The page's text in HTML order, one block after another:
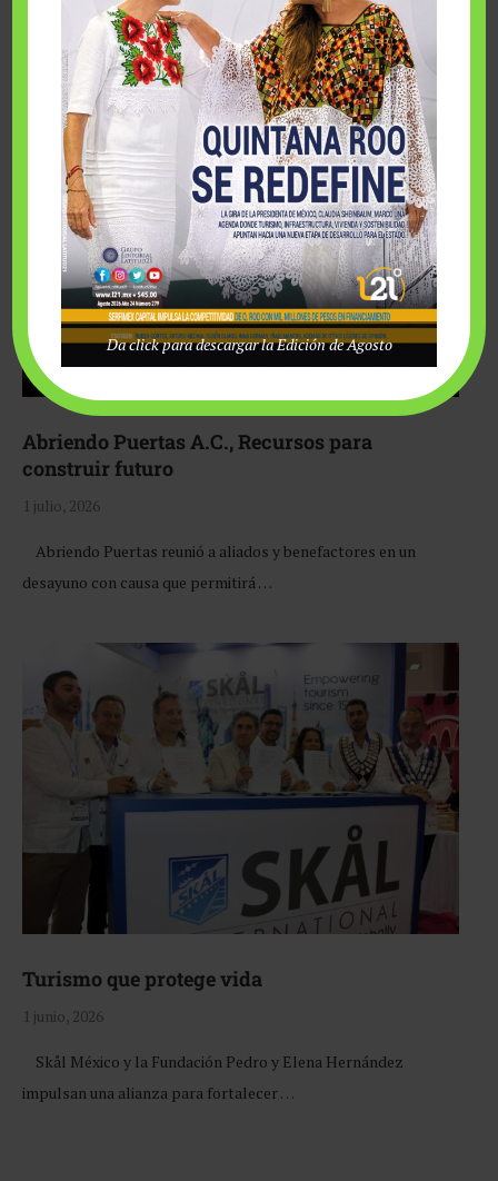
Fairmont Mayakoba y Make-A-Wish México unieron
esfuerzos para hacer realidad el deseo de una …
Abriendo Puertas A.C., Recursos para
construir futuro
1 julio, 2026
Abriendo Puertas reunió a aliados y benefactores en un
desayuno con causa que permitirá …
Turismo que protege vida
1 junio, 2026
Skål México y la Fundación Pedro y Elena Hernández
impulsan una alianza para fortalecer …
Da click para descargar la Edición de Agosto